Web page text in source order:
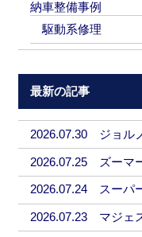
納車整備事例
駆動系修理
最新の記事
2026.07.30 ジョル
2026.07.25 ズーマ
2026.07.24 スーパ
2026.07.23 マジェ